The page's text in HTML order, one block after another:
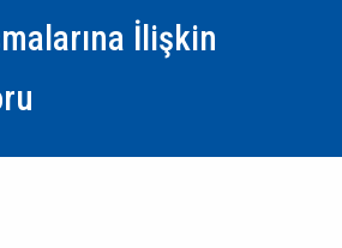
İlişkin